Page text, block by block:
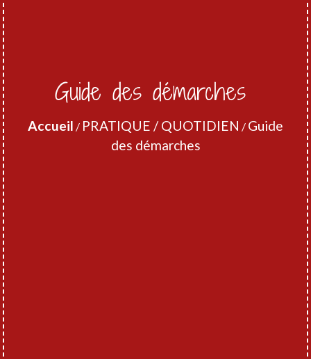
Guide des démarches
Accueil / PRATIQUE / QUOTIDIEN / Guide
des démarches